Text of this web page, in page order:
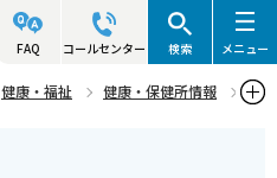
FAQ コールセンター 検索 メニュー
健康・福祉
健康・保健所情報